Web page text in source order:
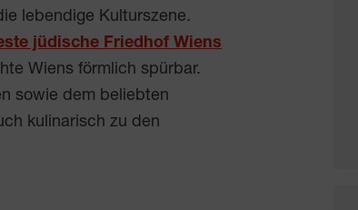
lebendige Kulturszene.
jüdische Friedhof Wiens
Wiens förmlich spürbar.
sowie dem beliebten
kulinarisch zu den